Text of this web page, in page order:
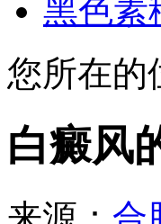
黑色素
您所在的
白癜风